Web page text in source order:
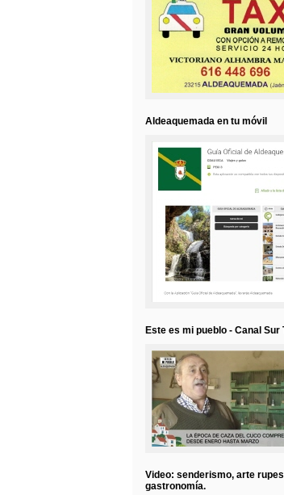
Aldeaquemada en tu móvil
Este es mi pueblo - Canal Sur
Video: senderismo, arte
gastronomía.